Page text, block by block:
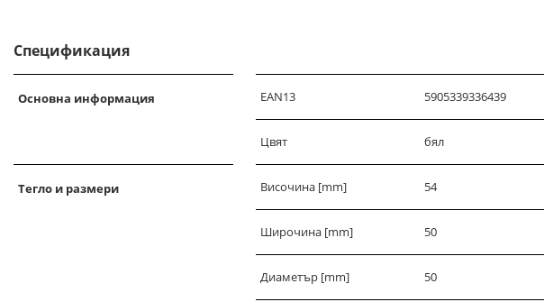
Спецификация
Основна информация EAN13 5905339336439
Цвят бял
Тегло и размери Височина [mm] 54
Широчина [mm] 50
Диаметър [mm] 50